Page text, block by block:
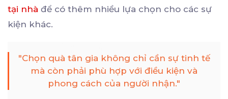
tại nhà để có thêm nhiều lựa chọn cho các sự
kiện khác.
"Chọn quà tân gia không chỉ cần sự tinh tế
mà còn phải phù hợp với điều kiện và
phong cách của người nhận."